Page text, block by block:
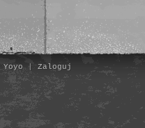
Yoyo Zaloguj